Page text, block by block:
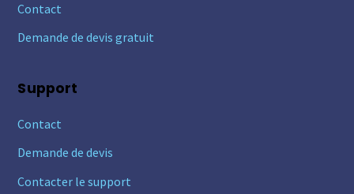
Contact
Demande de devis gratuit
Support
Contact
Demande de devis
Contacter le support